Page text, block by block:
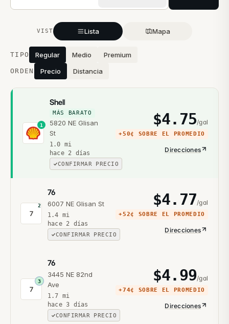
VISTA Lista Mapa
Estaciones cercanas
TIPO Regular Medio Premium
ORDEN Precio Distancia
1
Shell
MÁS BARATO
5820 NE Glisan
St
1.0 mi
hace 2 días
CONFIRMAR PRECIO
$4.75/gal
+50¢ SOBRE EL PROMEDIO
Direcciones
7
2
76
6007 NE Glisan St
1.4 mi
hace 2 días
CONFIRMAR PRECIO
$4.77/gal
+52¢ SOBRE EL PROMEDIO
Direcciones
7
3
76
3445 NE 82nd
Ave
1.7 mi
hace 3 días
CONFIRMAR PRECIO
$4.99/gal
+74¢ SOBRE EL PROMEDIO
Direcciones